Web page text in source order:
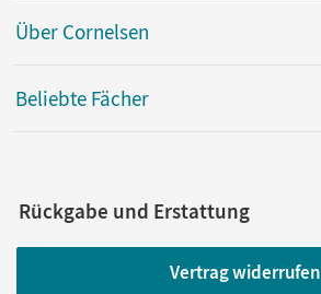
Über Cornelsen
Beliebte Fächer
Rückgabe und Erstattung
Vertrag widerrufen